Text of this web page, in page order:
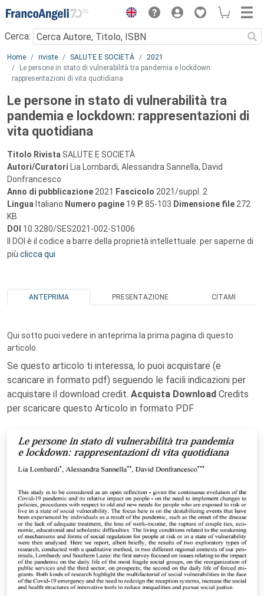
Menu
Cerca:
Main content
Home riviste SALUTE E SOCIETÀ
2021
Le persone in stato di vulnerabilità tra pandemia e lockdown:
rappresentazioni di vita quotidiana
Le persone in stato di vulnerabilità tra
pandemia e lockdown: rappresentazioni di
vita quotidiana
Titolo Rivista SALUTE E SOCIETÀ
Autori/Curatori Lia Lombardi, Alessandra Sannella, David
Donfrancesco
Anno di pubblicazione 2021 Fascicolo 2021/suppl. 2
Lingua Italiano Numero pagine 19 P. 85-103 Dimensione file 272
KB
DOI 10.3280/SES2021-002-S1006
Il DOI è il codice a barre della proprietà intellettuale: per saperne di
più clicca qui
ANTEPRIMA PRESENTAZIONE CITAMI
Qui sotto puoi vedere in anteprima la prima pagina di questo
articolo.
Se questo articolo ti interessa, lo puoi acquistare (e
scaricare in formato pdf) seguendo le facili indicazioni per
acquistare il download credit. Acquista Download Credits
per scaricare questo Articolo in formato PDF